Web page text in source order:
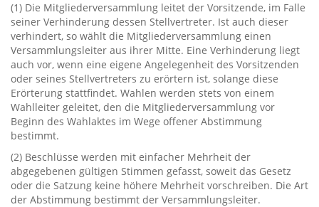
‭(‬1‭) ‬Die Mitgliederversammlung leitet der Vorsitzende,‭ ‬im Falle
seiner Verhinderung dessen Stellvertreter.‭ ‬Ist auch dieser
verhindert,‭ ‬so wählt die Mitgliederversammlung einen
Versammlungsleiter aus ihrer Mitte.‭ ‬Eine Verhinderung liegt
auch vor,‭ ‬wenn eine eigene Angelegenheit des Vorsitzenden
oder seines Stellvertreters zu erörtern ist,‭ ‬solange diese
Erörterung stattfindet.‭ ‬Wahlen werden stets von einem
Wahlleiter geleitet,‭ ‬den die Mitgliederversammlung vor
Beginn des Wahlaktes im Wege offener Abstimmung
bestimmt.
‭(‬2‭) ‬Beschlüsse werden mit einfacher Mehrheit der
abgegebenen gültigen Stimmen gefasst,‭ ‬soweit das Gesetz
oder die Satzung keine höhere Mehrheit vorschreiben.‭ ‬Die Art
der Abstimmung bestimmt der Versammlungsleiter.